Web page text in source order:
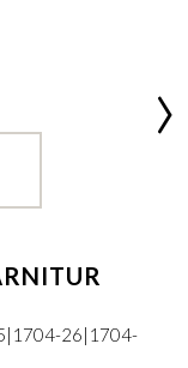
26|1704-